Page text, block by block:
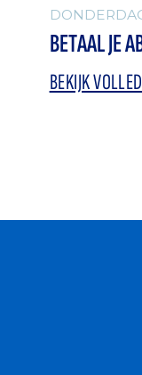
BETAAL JE
BEKIJK